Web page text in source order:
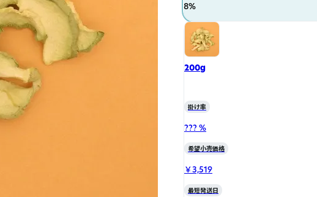
8%
200g
掛け率
??? %
希望小売価格
￥3,519
最短発送日